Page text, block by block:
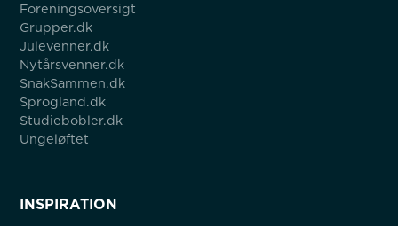
Foreningsoversigt
Grupper.dk
Julevenner.dk
Nytårsvenner.dk
SnakSammen.dk
Sprogland.dk
Studiebobler.dk
Ungeløftet
INSPIRATION